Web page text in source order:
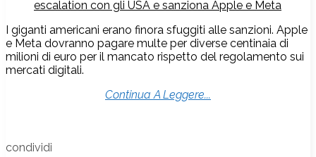
I giganti americani erano finora sfuggiti alle sanzioni. Apple
e Meta dovranno pagare multe per diverse centinaia di
milioni di euro per il mancato rispetto del regolamento sui
mercati digitali.
Continua A Leggere...
condividi